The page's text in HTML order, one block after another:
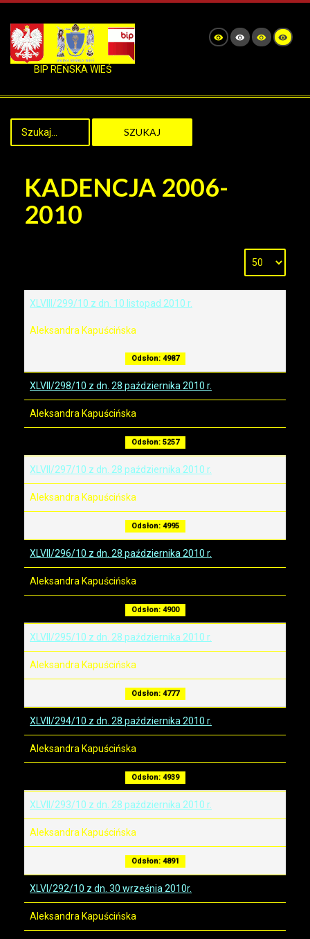
BIP REŃSKA WIEŚ
SZUKAJ
KADENCJA 2006-
2010
XLVIII/299/10 z dn. 10 listopad 2010 r.
Aleksandra Kapuścińska
Odsłon: 4987
XLVII/298/10 z dn. 28 października 2010 r.
Aleksandra Kapuścińska
Odsłon: 5257
XLVII/297/10 z dn. 28 października 2010 r.
Aleksandra Kapuścińska
Odsłon: 4995
XLVII/296/10 z dn. 28 października 2010 r.
Aleksandra Kapuścińska
Odsłon: 4900
XLVII/295/10 z dn. 28 października 2010 r.
Aleksandra Kapuścińska
Odsłon: 4777
XLVII/294/10 z dn. 28 października 2010 r.
Aleksandra Kapuścińska
Odsłon: 4939
XLVII/293/10 z dn. 28 października 2010 r.
Aleksandra Kapuścińska
Odsłon: 4891
XLVI/292/10 z dn. 30 września 2010r.
Aleksandra Kapuścińska